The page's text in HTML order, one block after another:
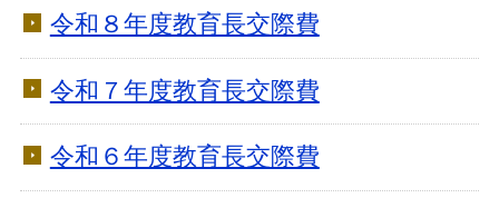
令和８年度教育長交際費
令和７年度教育長交際費
令和６年度教育長交際費